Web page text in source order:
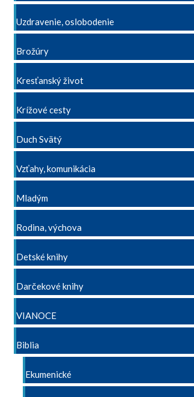
Uzdravenie, oslobodenie
Brožúry
Kresťanský život
Krížové cesty
Duch Svätý
Vzťahy, komunikácia
Mladým
Rodina, výchova
Detské knihy
Darčekové knihy
VIANOCE
Biblia
Ekumenické